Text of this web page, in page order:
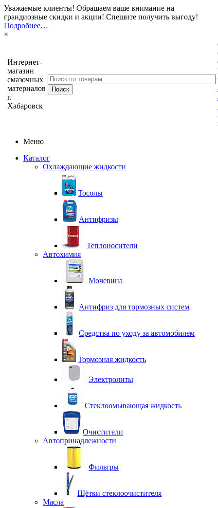
Уважаемые клиенты! Обращаем ваше внимание на
грандиозные скидки и акции! Спешите получить выгоду!
Подробнее…
×
Интернет-
магазин
смазочных
материалов
г.
Хабаровск
Меню
Каталог
Охлаждающие жидкости
Тосолы
Антифризы
Теплоносители
Автохимия
Мочевина
Антифриз для тормозных систем
Средства по уходу за автомобилем
Тормозная жидкость
Электролиты
Стеклоомывающая жидкость
Очистители
Автопринадлежности
Фильтры
Щётки стеклоочистителя
Масла